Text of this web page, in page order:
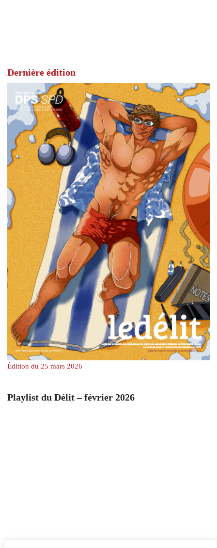
Dernière édition
Édition du 25 mars 2026
Playlist du Délit – février 2026